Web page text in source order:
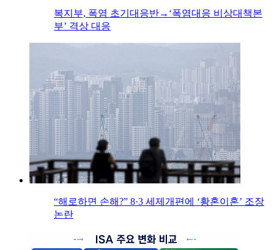
복지부, 폭염 초기대응반→‘폭염대응 비상대책본
부’ 격상 대응
“해로하면 손해?” 8·3 세제개편에 ‘황혼이혼’ 조장
논란